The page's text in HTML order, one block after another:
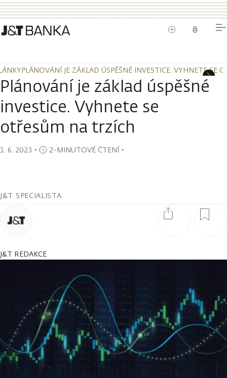
PLÁNOVÁNÍ JE ZÁKLAD ÚSPĚŠNÉ INVESTICE. VYHNETE SE
PLÁNOVÁNÍ JE ZÁKLAD ÚSPĚŠNÉ INVESTICE. VYHNETE SE
Plánování je základ úspěšné
investice. Vyhnete se
otřesům na trzích
1. 6. 2023 ・ 2-MINUTOVÉ ČTENÍ・
J&T SPECIALISTA
J&T REDAKCE